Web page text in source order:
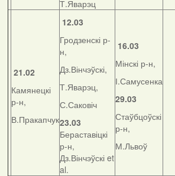
Т.Яварэц
21.02
Камянецкі
р-н,
В.Пракапчук
12.03
Гродзенскі р-
н,
Дз.Вінчэўскі,
Т.Яварэц,
С.Саковіч
23.03
Бераставіцкі
р-н,
Дз.Вінчэўскі et
al.
16.03
Мінскі р-н,
І.Самусенка
29.03
Стаўбцоўскі
р-н,
М.Львоў